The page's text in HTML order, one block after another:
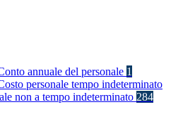
annuale del personale 1
personale tempo indeterminato
non a tempo indeterminato 284